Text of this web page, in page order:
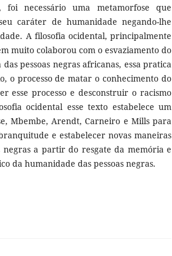
foi necessário uma metamorfose que
caráter de humanidade negando-lhe
A filosofia ocidental, principalmente
muito colaborou com o esvaziamento do
pessoas negras africanas, essa pratica
o processo de matar o conhecimento do
esse processo e desconstruir o racismo
ocidental esse texto estabelece um
Mbembe, Arendt, Carneiro e Mills para
e estabelecer novas maneiras
negras a partir do resgate da memória e
da humanidade das pessoas negras.